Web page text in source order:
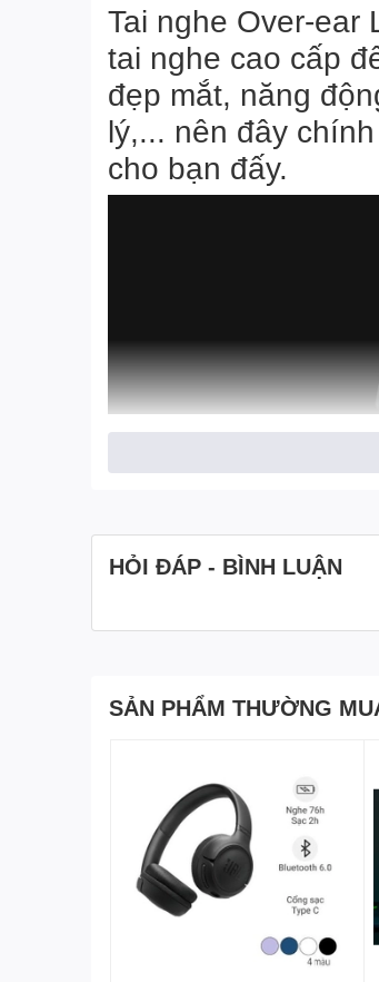
Tai nghe Over-ear
tai nghe cao cấp
đẹp mắt, năng
lý,... nên đây
cho bạn đấy.
Thiết kế đẹp mắt,
Tai nghe Over-ear Logitech G Pro
mái, thu hút ngay từ trải nghiệm đầu
Ngoài ra, dòng tay nghe này còn có
HỎI ĐÁP - BÌNH LUẬN
SẢN PHẨM THƯỜNG